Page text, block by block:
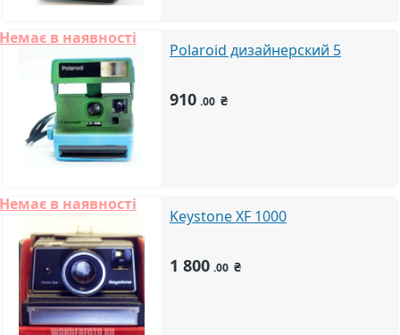
Немає в наявності
Polaroid дизайнерский 5
910 .00 ₴
Немає в наявності
Keystone XF 1000
1 800 .00 ₴